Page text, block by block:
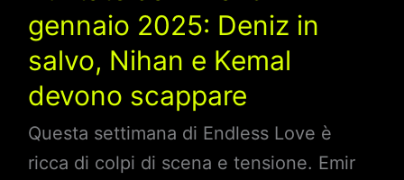
trovarlo?
gennaio 2025: Deniz in
salvo, Nihan e Kemal
devono scappare
Questa settimana di Endless Love è
ricca di colpi di scena e tensione. Emir